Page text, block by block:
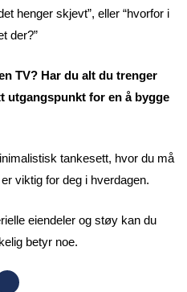
henger skjevt”, eller “hvorfor i
der?”
TV? Har du alt du trenger
utgangspunkt for en å bygge
tankesett, hvor du må
viktig for deg i hverdagen.
eiendeler og støy kan du
betyr noe.